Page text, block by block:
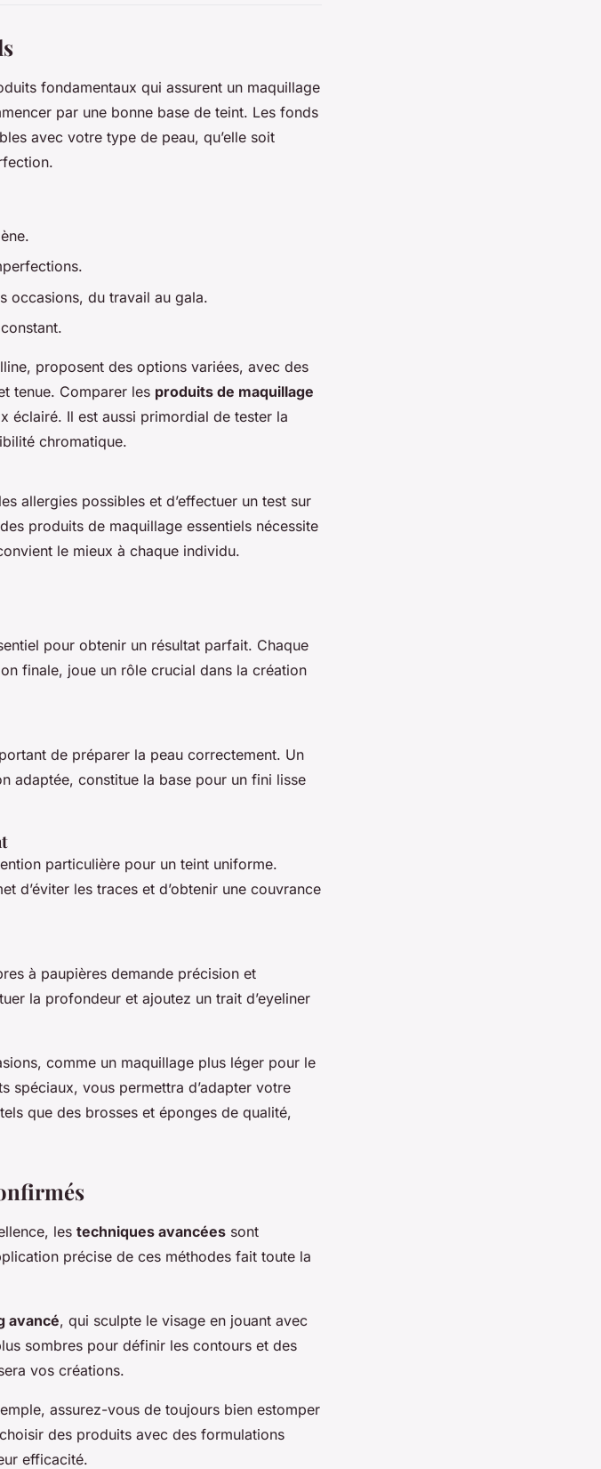
fondamentaux qui assurent un maquillage
par une bonne base de teint. Les fonds
avec votre type de peau, qu’elle soit
occasions, du travail au gala.
proposent des options variées, avec des
tenue. Comparer les produits de maquillage
éclairé. Il est aussi primordial de tester la
chromatique.
allergies possibles et d’effectuer un test sur
produits de maquillage essentiels nécessite
le mieux à chaque individu.
pour obtenir un résultat parfait. Chaque
finale, joue un rôle crucial dans la création
de préparer la peau correctement. Un
adaptée, constitue la base pour un fini lisse
particulière pour un teint uniforme.
d’éviter les traces et d’obtenir une couvrance
à paupières demande précision et
la profondeur et ajoutez un trait d’eyeliner
comme un maquillage plus léger pour le
spéciaux, vous permettra d’adapter votre
que des brosses et éponges de qualité,
les techniques avancées sont
précise de ces méthodes fait toute la
avancé, qui sculpte le visage en jouant avec
sombres pour définir les contours et des
vos créations.
assurez-vous de toujours bien estomper
des produits avec des formulations
efficacité.